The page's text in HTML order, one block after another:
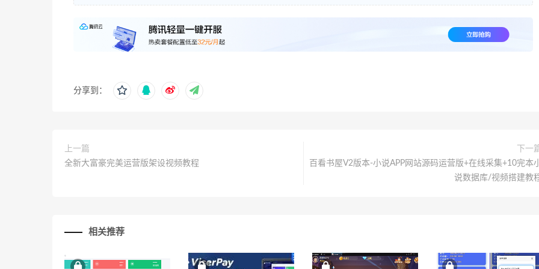
分享到：
上一篇
全新大富豪完美运营版架设视频教程
下一
百看书屋V2版本-小说APP网站源码运营版+在线采集+10完本
说数据库/视频搭建教
相关推荐